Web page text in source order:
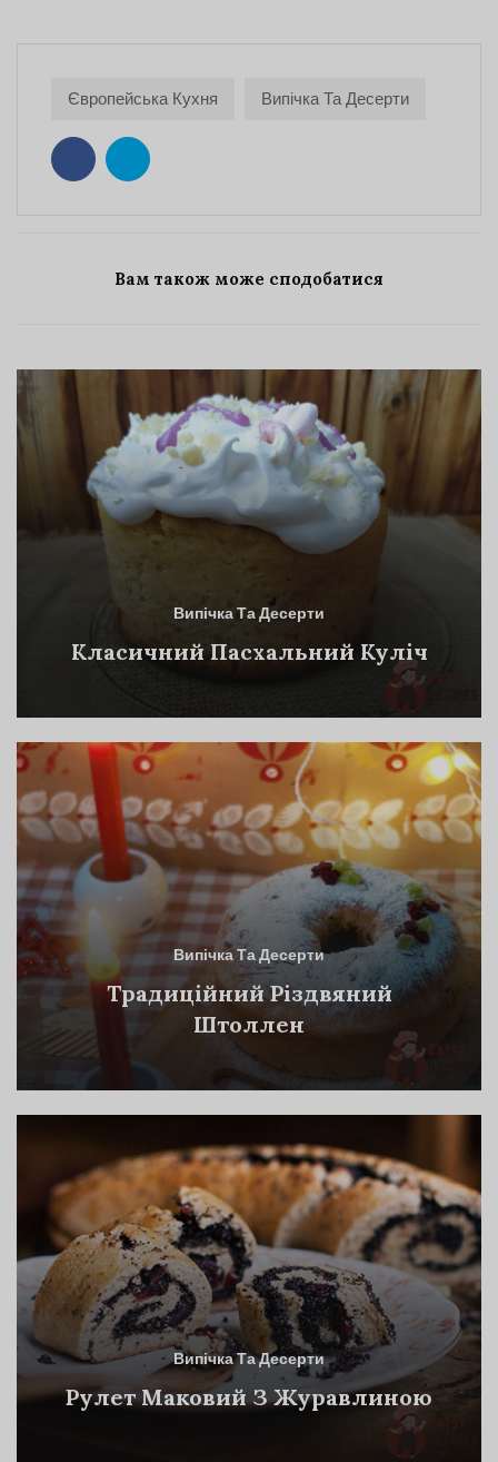
Європейська Кухня Випічка Та Десерти
Вам також може сподобатися
Випічка Та Десерти
Класичний Пасхальний Куліч
Випічка Та Десерти
Традиційний Різдвяний
Штоллен
Випічка Та Десерти
Рулет Маковий З Журавлиною